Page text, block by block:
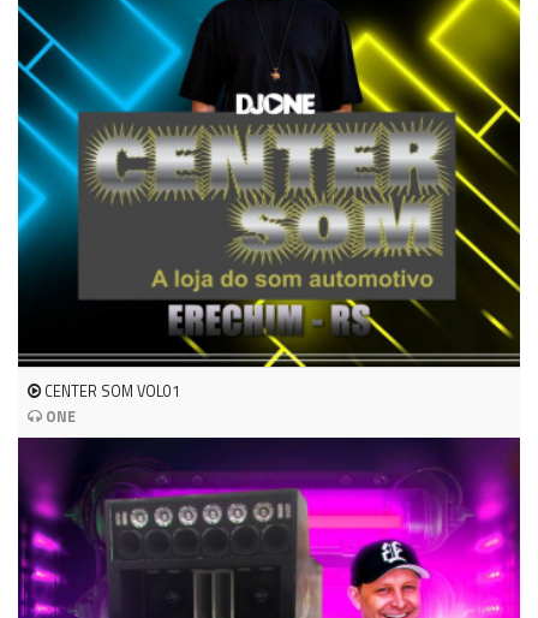
CENTER SOM VOL01
ONE